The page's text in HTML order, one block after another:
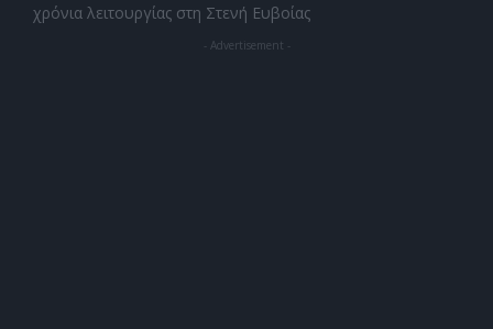
χρόνια λειτουργίας στη Στενή Ευβοίας
- Advertisement -